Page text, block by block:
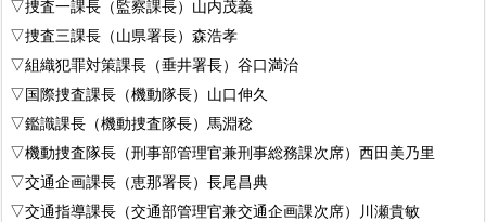
▽捜査一課長（監察課長）山内茂義
▽捜査三課長（山県署長）森浩孝
▽組織犯罪対策課長（垂井署長）谷口満治
▽国際捜査課長（機動隊長）山口伸久
▽鑑識課長（機動捜査隊長）馬淵稔
▽機動捜査隊長（刑事部管理官兼刑事総務課次席）西田美乃里
▽交通企画課長（恵那署長）長尾昌典
▽交通指導課長（交通部管理官兼交通企画課次席）川瀬貴敏